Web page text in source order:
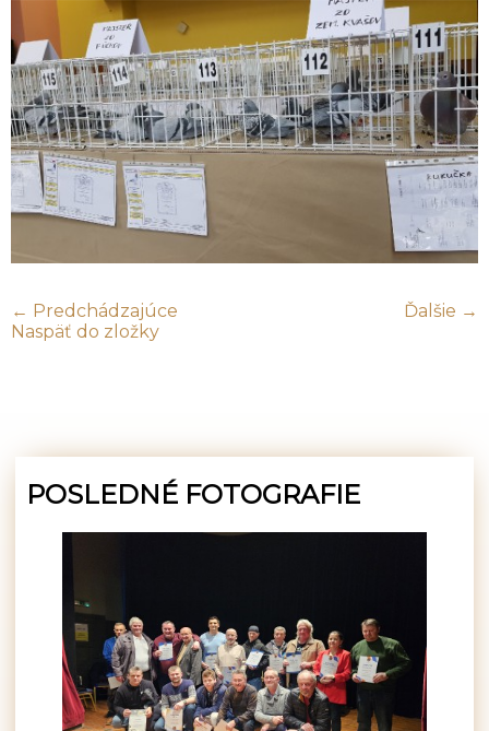
← Predchádzajúce
Ďalšie →
Naspäť do zložky
POSLEDNÉ FOTOGRAFIE